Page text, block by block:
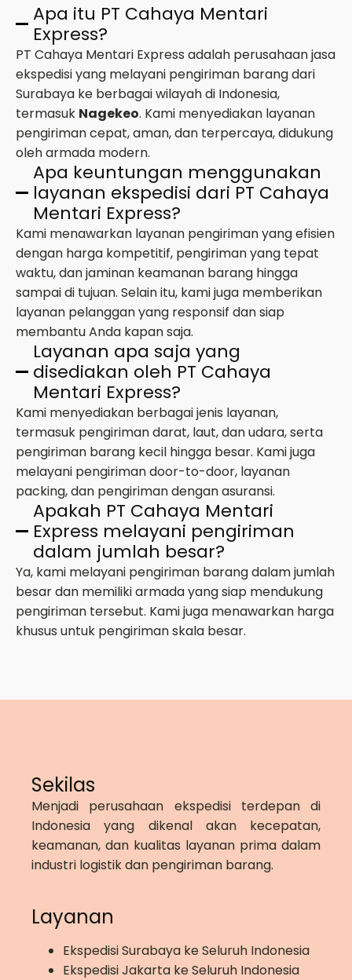
Apa itu PT Cahaya Mentari
Express?
PT Cahaya Mentari Express adalah perusahaan jasa
ekspedisi yang melayani pengiriman barang dari
Surabaya ke berbagai wilayah di Indonesia,
termasuk Nagekeo. Kami menyediakan layanan
pengiriman cepat, aman, dan terpercaya, didukung
oleh armada modern.
Apa keuntungan menggunakan
layanan ekspedisi dari PT Cahaya
Mentari Express?
Kami menawarkan layanan pengiriman yang efisien
dengan harga kompetitif, pengiriman yang tepat
waktu, dan jaminan keamanan barang hingga
sampai di tujuan. Selain itu, kami juga memberikan
layanan pelanggan yang responsif dan siap
membantu Anda kapan saja.
Layanan apa saja yang
disediakan oleh PT Cahaya
Mentari Express?
Kami menyediakan berbagai jenis layanan,
termasuk pengiriman darat, laut, dan udara, serta
pengiriman barang kecil hingga besar. Kami juga
melayani pengiriman door-to-door, layanan
packing, dan pengiriman dengan asuransi.
Apakah PT Cahaya Mentari
Express melayani pengiriman
dalam jumlah besar?
Ya, kami melayani pengiriman barang dalam jumlah
besar dan memiliki armada yang siap mendukung
pengiriman tersebut. Kami juga menawarkan harga
khusus untuk pengiriman skala besar.
Sekilas
Menjadi perusahaan ekspedisi terdepan di
Indonesia yang dikenal akan kecepatan,
keamanan, dan kualitas layanan prima dalam
industri logistik dan pengiriman barang.
Layanan
Ekspedisi Surabaya ke Seluruh Indonesia
Ekspedisi Jakarta ke Seluruh Indonesia